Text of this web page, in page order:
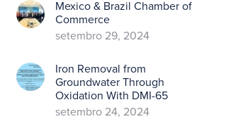
Mexico & Brazil Chamber of
Commerce
setembro 29, 2024
Iron Removal from
Groundwater Through
Oxidation With DMI-65
setembro 24, 2024